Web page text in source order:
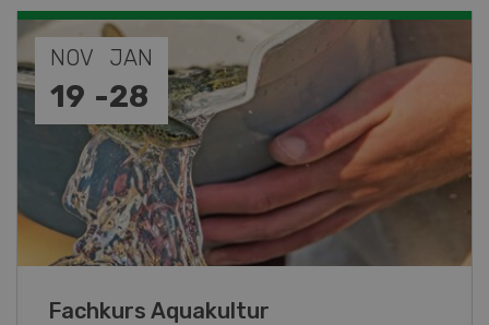
SEP
26 -27
Blick hinter die Kulissen